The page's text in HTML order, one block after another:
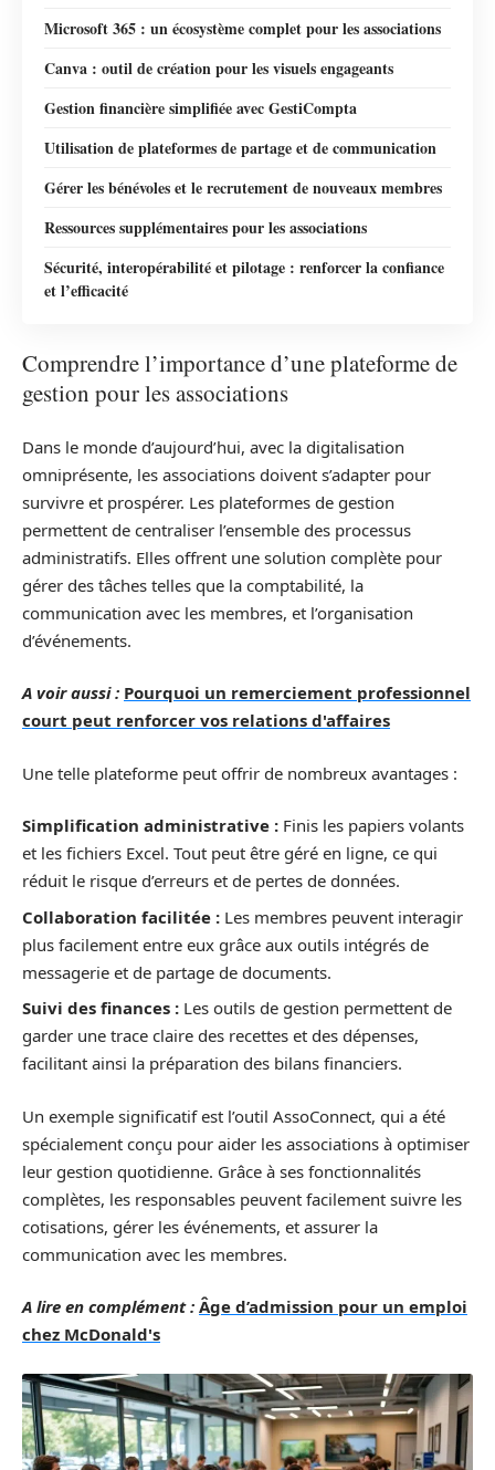
Microsoft 365 : un écosystème complet pour les associations
Canva : outil de création pour les visuels engageants
Gestion financière simplifiée avec GestiCompta
Utilisation de plateformes de partage et de communication
Gérer les bénévoles et le recrutement de nouveaux membres
Ressources supplémentaires pour les associations
Sécurité, interopérabilité et pilotage : renforcer la confiance
et l’efficacité
Comprendre l’importance d’une plateforme de
gestion pour les associations
Dans le monde d’aujourd’hui, avec la digitalisation
omniprésente, les associations doivent s’adapter pour
survivre et prospérer. Les plateformes de gestion
permettent de centraliser l’ensemble des processus
administratifs. Elles offrent une solution complète pour
gérer des tâches telles que la comptabilité, la
communication avec les membres, et l’organisation
d’événements.
A voir aussi : Pourquoi un remerciement professionnel
court peut renforcer vos relations d'affaires
Une telle plateforme peut offrir de nombreux avantages :
Simplification administrative : Finis les papiers volants
et les fichiers Excel. Tout peut être géré en ligne, ce qui
réduit le risque d’erreurs et de pertes de données.
Collaboration facilitée : Les membres peuvent interagir
plus facilement entre eux grâce aux outils intégrés de
messagerie et de partage de documents.
Suivi des finances : Les outils de gestion permettent de
garder une trace claire des recettes et des dépenses,
facilitant ainsi la préparation des bilans financiers.
Un exemple significatif est l’outil AssoConnect, qui a été
spécialement conçu pour aider les associations à optimiser
leur gestion quotidienne. Grâce à ses fonctionnalités
complètes, les responsables peuvent facilement suivre les
cotisations, gérer les événements, et assurer la
communication avec les membres.
A lire en complément : Âge d’admission pour un emploi
chez McDonald's